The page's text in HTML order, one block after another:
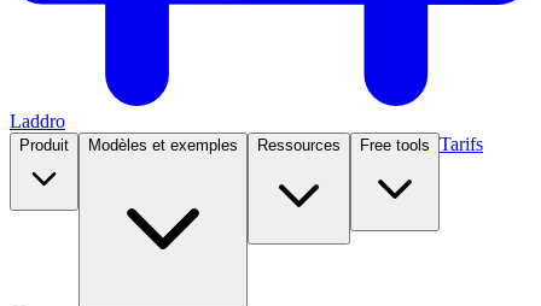
Laddro
Produit Modèles et exemples Ressources Free tools Tarifs